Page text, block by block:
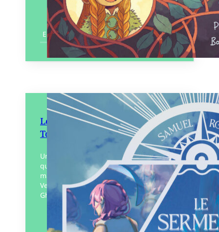
En savoir plus
Le Serment des sept Miroirs –
Tome 1
Une aventure mêlant rebondissements et
quête d’identité, dans un système de
magie original reposant sur la force des
Vents. Des ambiances poétiques entre
Ghibli, Zelda et Avatar pour…
Éditeur :
Gulf Stream Éditeur